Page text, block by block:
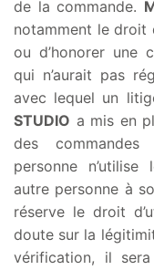
de la commande.
notamment le droit
ou d’honorer une
qui n’aurait pas
avec lequel un
STUDIO a mis en
des commandes
personne n’utilise
autre personne à
réserve le droit
doute sur la
vérification, il